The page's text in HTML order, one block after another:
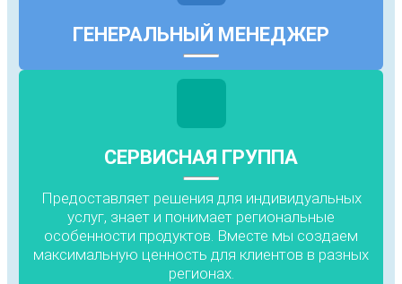
ГЕНЕРАЛЬНЫЙ МЕНЕДЖЕР
СЕРВИСНАЯ ГРУППА
Предоставляет решения для индивидуальных
услуг, знает и понимает региональные
особенности продуктов. Вместе мы создаем
максимальную ценность для клиентов в разных
регионах.